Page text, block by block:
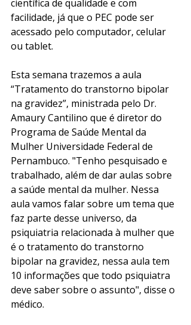
científica de qualidade e com
facilidade, já que o PEC pode ser
acessado pelo computador, celular
ou tablet.
Esta semana trazemos a aula
“Tratamento do transtorno bipolar
na gravidez”, ministrada pelo Dr.
Amaury Cantilino que é diretor do
Programa de Saúde Mental da
Mulher Universidade Federal de
Pernambuco. "Tenho pesquisado e
trabalhado, além de dar aulas sobre
a saúde mental da mulher. Nessa
aula vamos falar sobre um tema que
faz parte desse universo, da
psiquiatria relacionada à mulher que
é o tratamento do transtorno
bipolar na gravidez, nessa aula tem
10 informações que todo psiquiatra
deve saber sobre o assunto", disse o
médico.